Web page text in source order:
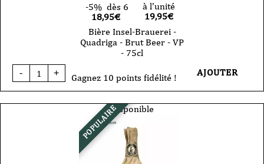
-5% dès 6
18,95€
à l'unité
19,95€
Bière Insel-Brauerei -
Quadriga - Brut Beer - VP
- 75cl
-
quantité
de
Brauerei
+ Gagnez 10 points fidélité ! AJOUTER
POPULAIREDisponible